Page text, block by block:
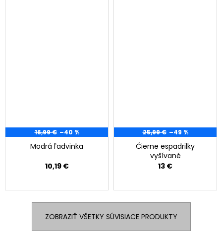
16,99 € –40 %
Modrá ľadvinka
10,19 €
25,99 € –49 %
Čierne espadrilky
vyšívané
13 €
ZOBRAZIŤ VŠETKY SÚVISIACE PRODUKTY